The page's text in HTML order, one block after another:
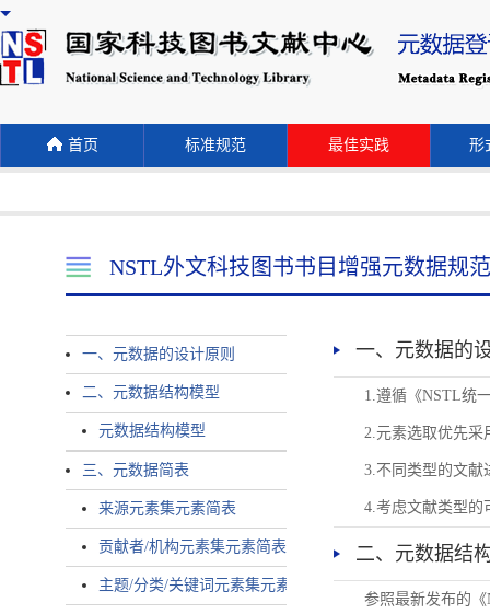
首页 标准规范 最佳实践 形
NSTL外文科技图书书目增强元数据规范
一、元数据的设计原则
二、元数据结构模型
元数据结构模型
三、元数据简表
来源元素集元素简表
贡献者/机构元素集元素简表
主题/分类/关键词元素集元素简表
一、元数据的
1.遵循《NSTL统
2.元素选取优先采
3.不同类型的文献
4.考虑文献类型的
二、元数据结
参照最新发布的